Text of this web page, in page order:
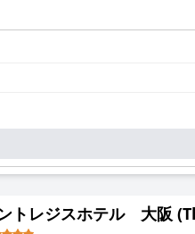
トレジスホテル 大阪